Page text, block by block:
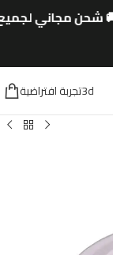
🚚 شحن مجاني لجميع
3dتجربة افتراضية